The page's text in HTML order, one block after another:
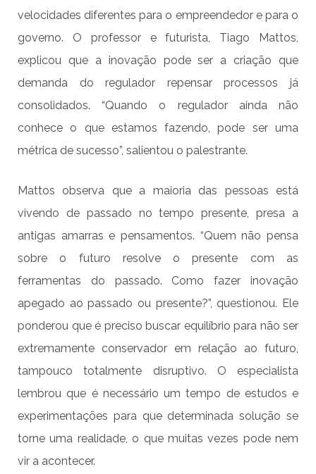
velocidades diferentes para o empreendedor e para o
governo. O professor e futurista, Tiago Mattos,
explicou que a inovação pode ser a criação que
demanda do regulador repensar processos já
consolidados. “Quando o regulador ainda não
conhece o que estamos fazendo, pode ser uma
métrica de sucesso”, salientou o palestrante.
Mattos observa que a maioria das pessoas está
vivendo de passado no tempo presente, presa a
antigas amarras e pensamentos. “Quem não pensa
sobre o futuro resolve o presente com as
ferramentas do passado. Como fazer inovação
apegado ao passado ou presente?”, questionou. Ele
ponderou que é preciso buscar equilíbrio para não ser
extremamente conservador em relação ao futuro,
tampouco totalmente disruptivo. O especialista
lembrou que é necessário um tempo de estudos e
experimentações para que determinada solução se
torne uma realidade, o que muitas vezes pode nem
vir a acontecer.